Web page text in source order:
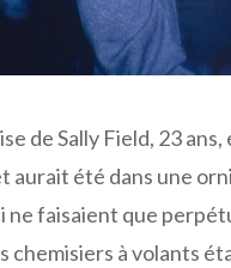
de Sally Field, 23
été dans une
faisaient que
à volants